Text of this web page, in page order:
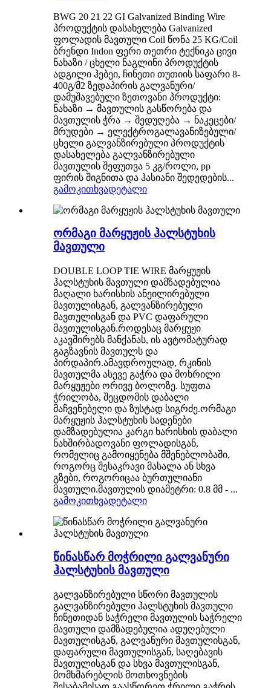
BWG 20 21 22 GI Galvanized Binding Wire
პროდუქტის დასახელება Galvanized
ფოლადის მავთული Coil წონა 25 KG/Coil
ბრენდი Indon ფერი თეთრი ტექნიკა ცივი
ნახაზი / ცხელი ნაგლინი პროდუქტის
ადგილი ჰებეი, ჩინეთი თუთიის საფარი 8-
400გ/მ2 ზედაპირის გალვანური/
დამუშავებული ზეთოვანი პროდუქტი:
ნახაზი → მავთულის გასწორება და
მავთულის ჭრა → შედუღება → ნაკეცები/
მრუდები → ელექტროგალავანიზებული/
ცხელი გალვანზირებული პროდუქტის
დასახელება გალვანზირებული
მავთულის შეფუთვა 5 კგ/როლი, pp
ფირის შიგნითა და ჰასიანი შედედების...
გამოკითხვადეტალი
ორმაგი მარყუჟის ჰალსტუხის
მავთული
DOUBLE LOOP TIE WIRE მარყუჟის
ჰალსტუხის მავთული დამზადებულია
მაღალი ხარისხის ანეილირებული
მავთულისგან, გალვანზირებული
მავთულისგან და PVC დაფარული
მავთულისგან.როდესაც მარყუჟი
აკავშირებს მანქანას, ის ავტომატურად
გაგზავნის მავთულს და
პირდაპირ.ამავდროულად, რკინის
მავთულმა ასევე გაჭრა და მოხრილი
მარყუჟები ორივე ბოლოზე. სუფთა
ჭრილობა, შეცდომის დაბალი
მაჩვენებელი და ზუსტად სიგრძე.ორმაგი
მარყუჟის ჰალსტუხის სადენები
დამზადებულია კარგი ხარისხის დაბალი
ნახშირბადოვანი ფოლადისგან,
რომელიც გამოიყენება მშენებლობაში,
როგორც შესაკრავი მასალა ან სხვა
გზები, როგორიცაა ბურთულიანი
მავთული.მავთულის დიამეტრი: 0.8 მმ - ...
გამოკითხვადეტალი
წინასწარ მოჭრილი გალვანური
ჰალსტუხის მავთული
გალვანზირებული სწორი მავთულის
გალვანზირებული ჰალსტუხის მავთული
ჩინეთიდან საჭრელი მავთულის საჭრელი
მავთული დამზადებულია ადუღებული
მავთულისგან, გალვანური მავთულისგან,
დაფარული მავთულისგან, საღებავის
მავთულისგან და სხვა მავთულისგან,
მომხმარებლის მოთხოვნების